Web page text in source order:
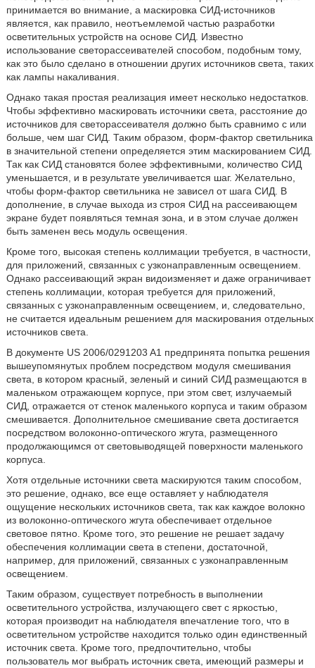
принимается во внимание, а маскировка СИД-источников
является, как правило, неотъемлемой частью разработки
осветительных устройств на основе СИД. Известно
использование светорассеивателей способом, подобным тому,
как это было сделано в отношении других источников света, таких
как лампы накаливания.
Однако такая простая реализация имеет несколько недостатков.
Чтобы эффективно маскировать источники света, расстояние до
источников для светорассеивателя должно быть сравнимо с или
больше, чем шаг СИД. Таким образом, форм-фактор светильника
в значительной степени определяется этим маскированием СИД.
Так как СИД становятся более эффективными, количество СИД
уменьшается, и в результате увеличивается шаг. Желательно,
чтобы форм-фактор светильника не зависел от шага СИД. В
дополнение, в случае выхода из строя СИД на рассеивающем
экране будет появляться темная зона, и в этом случае должен
быть заменен весь модуль освещения.
Кроме того, высокая степень коллимации требуется, в частности,
для приложений, связанных с узконаправленным освещением.
Однако рассеивающий экран видоизменяет и даже ограничивает
степень коллимации, которая требуется для приложений,
связанных с узконаправленным освещением, и, следовательно,
не считается идеальным решением для маскирования отдельных
источников света.
В документе US 2006/0291203 A1 предпринята попытка решения
вышеупомянутых проблем посредством модуля смешивания
света, в котором красный, зеленый и синий СИД размещаются в
маленьком отражающем корпусе, при этом свет, излучаемый
СИД, отражается от стенок маленького корпуса и таким образом
смешивается. Дополнительное смешивание света достигается
посредством волоконно-оптического жгута, размещенного
продолжающимся от световыводящей поверхности маленького
корпуса.
Хотя отдельные источники света маскируются таким способом,
это решение, однако, все еще оставляет у наблюдателя
ощущение нескольких источников света, так как каждое волокно
из волоконно-оптического жгута обеспечивает отдельное
световое пятно. Кроме того, это решение не решает задачу
обеспечения коллимации света в степени, достаточной,
например, для приложений, связанных с узконаправленным
освещением.
Таким образом, существует потребность в выполнении
осветительного устройства, излучающего свет с яркостью,
которая производит на наблюдателя впечатление того, что в
осветительном устройстве находится только один единственный
источник света. Кроме того, предпочтительно, чтобы
пользователь мог выбрать источник света, имеющий размеры и